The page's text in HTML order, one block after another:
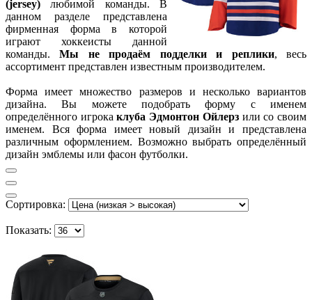
(jersey) любимой команды. В
данном разделе представлена
фирменная форма в которой
играют хоккеисты данной
команды.Мы не продаём подделки и реплики, весь
ассортимент представлен известным производителем.
Форма имеет множество размеров и несколько вариантов
дизайна. Вы можете подобрать форму с именем
определённого игрокаклуба Эдмонтон Ойлерзили со своим
именем. Вся форма имеет новый дизайн и представлена
различным оформлением. Возможно выбрать определённый
дизайн эмблемы или фасон футболки.
Сортировка:
Показать: